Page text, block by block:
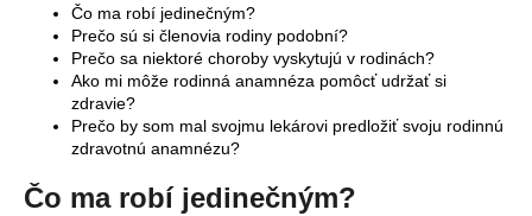
Čo ma robí jedinečným?
Prečo sú si členovia rodiny podobní?
Prečo sa niektoré choroby vyskytujú v rodinách?
Ako mi môže rodinná anamnéza pomôcť udržať si
zdravie?
Prečo by som mal svojmu lekárovi predložiť svoju rodinnú
zdravotnú anamnézu?
Čo ma robí jedinečným?
n